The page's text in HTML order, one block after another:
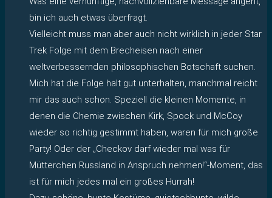
bin ich auch etwas überfragt.
Vielleicht muss man aber auch nicht wirklich in jeder Star
Trek Folge mit dem Brecheisen nach einer
weltverbessernden philosophischen Botschaft suchen.
Mich hat die Folge halt gut unterhalten, manchmal reicht
mir das auch schon. Speziell die kleinen Momente, in
denen die Chemie zwischen Kirk, Spock und McCoy
wieder so richtig gestimmt haben, waren für mich große
Party! Oder der „Checkov darf wieder mal was für
Mütterchen Russland in Anspruch nehmen!“-Moment, das
ist für mich jedes mal ein großes Hurrah!